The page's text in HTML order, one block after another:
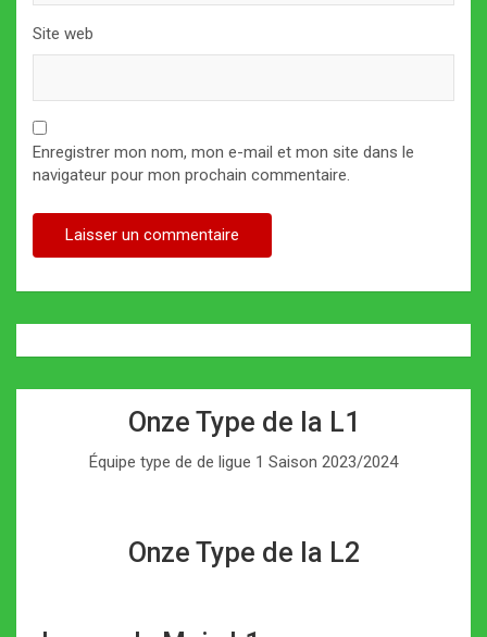
Site web
Enregistrer mon nom, mon e-mail et mon site dans le
navigateur pour mon prochain commentaire.
Onze Type de la L1
Équipe type de de ligue 1 Saison 2023/2024
Onze Type de la L2